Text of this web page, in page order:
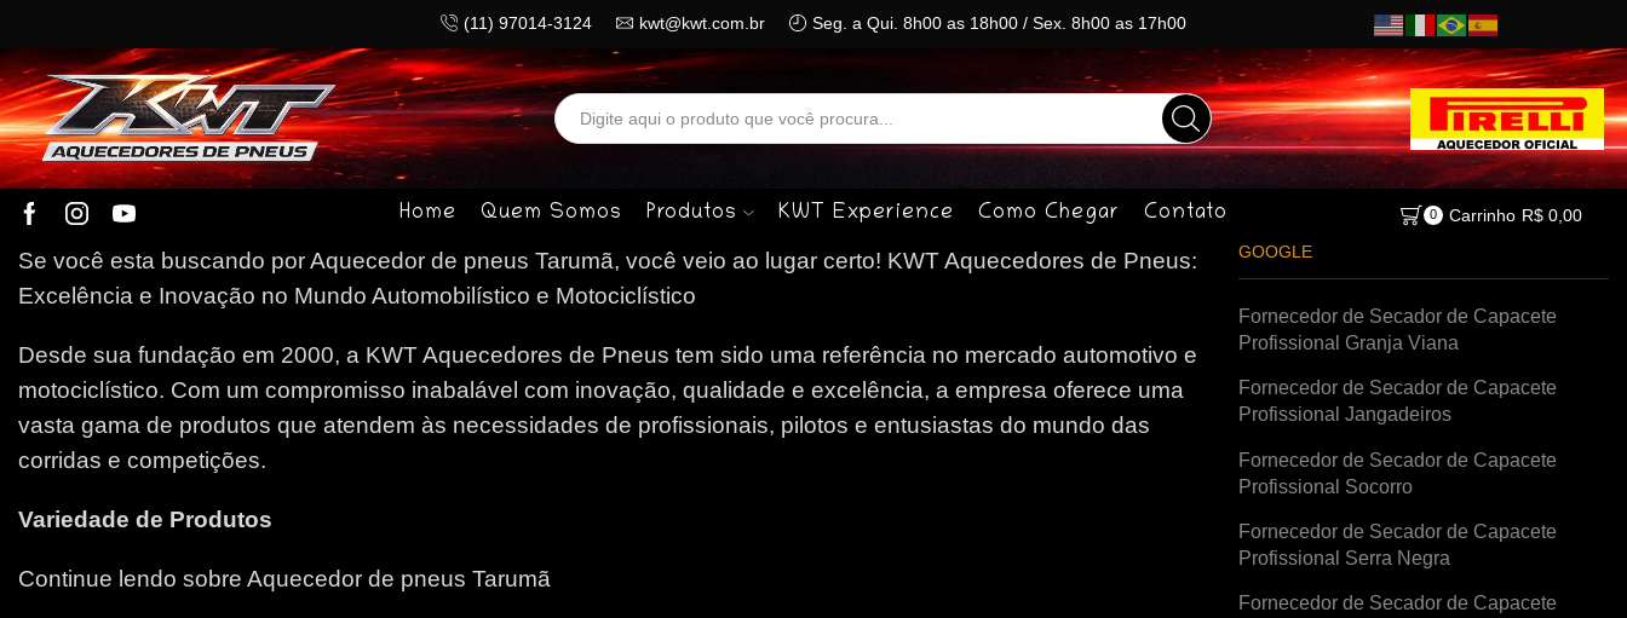
(11) 97014-3124 kwt@kwt.com.br Seg. a Qui. 8h00 as 18h00 / Sex. 8h00 as 17h00
Search
input
Home Quem Somos Produtos KWT Experience Como Chegar Contato 0 Carrinho R$0,00
Se você esta buscando por Aquecedor de pneus Tarumã, você veio ao lugar certo! KWT Aquecedores de Pneus:
Excelência e Inovação no Mundo Automobilístico e Motociclístico
Desde sua fundação em 2000, a KWT Aquecedores de Pneus tem sido uma referência no mercado automotivo e
motociclístico. Com um compromisso inabalável com inovação, qualidade e excelência, a empresa oferece uma
vasta gama de produtos que atendem às necessidades de profissionais, pilotos e entusiastas do mundo das
corridas e competições.
Variedade de Produtos
Continue lendo sobre Aquecedor de pneus Tarumã
GOOGLE
Fornecedor de Secador de Capacete
Profissional Granja Viana
Fornecedor de Secador de Capacete
Profissional Jangadeiros
Fornecedor de Secador de Capacete
Profissional Socorro
Fornecedor de Secador de Capacete
Profissional Serra Negra
Fornecedor de Secador de Capacete